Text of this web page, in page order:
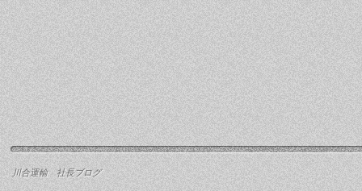
川合運輸 社長ブログ